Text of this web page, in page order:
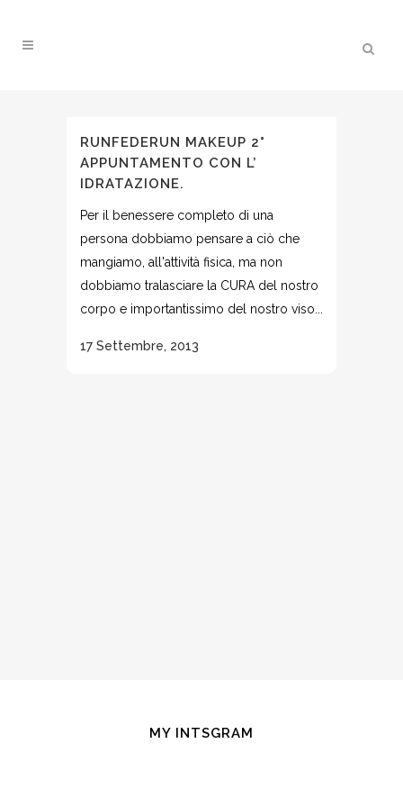
RUNFEDERUN MAKEUP 2°
APPUNTAMENTO CON L’
IDRATAZIONE.
Per il benessere completo di una
persona dobbiamo pensare a ciò che
mangiamo, all'attività fisica, ma non
dobbiamo tralasciare la CURA del nostro
corpo e importantissimo del nostro viso...
17 Settembre, 2013
MY INTSGRAM